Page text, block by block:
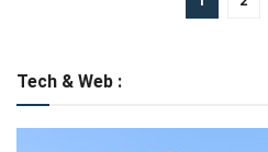
Tech & Web :